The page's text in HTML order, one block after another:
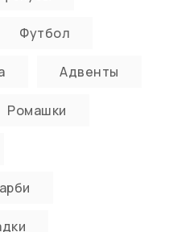
Футбол
Адвенты
Ромашки